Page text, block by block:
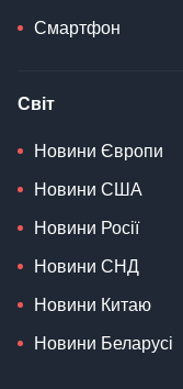
Смартфон
Світ
Новини Європи
Новини США
Новини Росії
Новини СНД
Новини Китаю
Новини Беларусі